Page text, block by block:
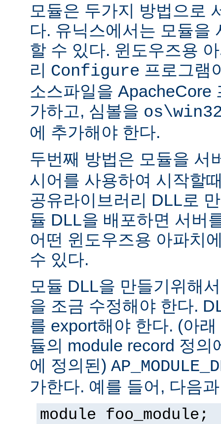
모듈은 두가지 방법으로
다. 유닉스에서는 모듈을
할 수 있다. 윈도우즈용
리 Configure 프로그램
소스파일을 ApacheCore
가하고, 심볼을
에 추가해야 한다.
두번째 방법은 모듈을 서
시어를 사용하여 시작할
공유라이브러리 DLL로
듈 DLL을 배포하면 서버
어떤 윈도우즈용 아파치
수 있다.
모듈 DLL을 만들기위해
을 조금 수정해야 한다.
를 export해야 한다. (아
듈의 module record 정의
에 정의된)
가한다. 예를 들어, 다음
module foo_module;